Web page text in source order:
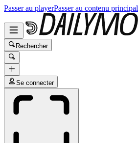
Passer au playerPasser au contenu principal
Rechercher
Se connecter